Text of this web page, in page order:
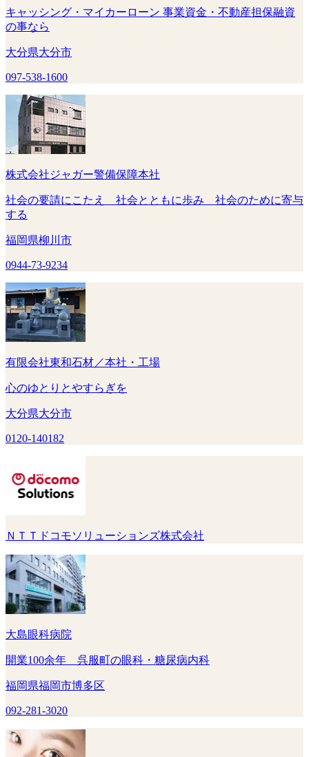
キャッシング・マイカーローン 事業資金・不動産担保融資
の事なら
大分県大分市
097-538-1600
株式会社ジャガー警備保障本社
社会の要請にこたえ 社会とともに歩み 社会のために寄与
する
福岡県柳川市
0944-73-9234
有限会社東和石材／本社・工場
心のゆとりとやすらぎを
大分県大分市
0120-140182
ＮＴＴドコモソリューションズ株式会社
大島眼科病院
開業100余年 呉服町の眼科・糖尿病内科
福岡県福岡市博多区
092-281-3020